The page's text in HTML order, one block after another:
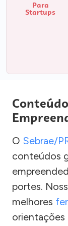
Para
Startups
O Sebrae/
conteúdos
portes.
melhores
orientações